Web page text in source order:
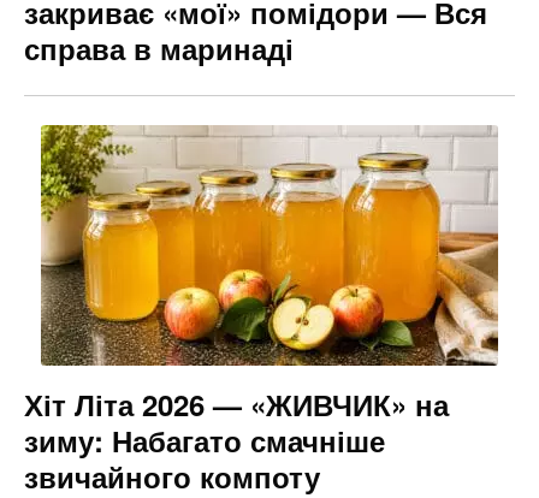
закриває «мої» помідори — Вся
справа в маринаді
Хіт Літа 2026 — «ЖИВЧИК» на
зиму: Набагато смачніше
звичайного компоту